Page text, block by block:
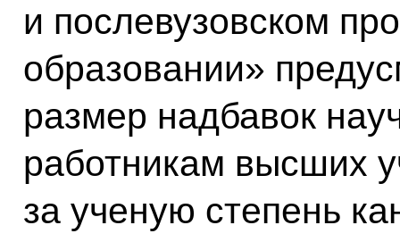
и послевузовском
образовании»
размер надбавок
работникам высших
за ученую степень